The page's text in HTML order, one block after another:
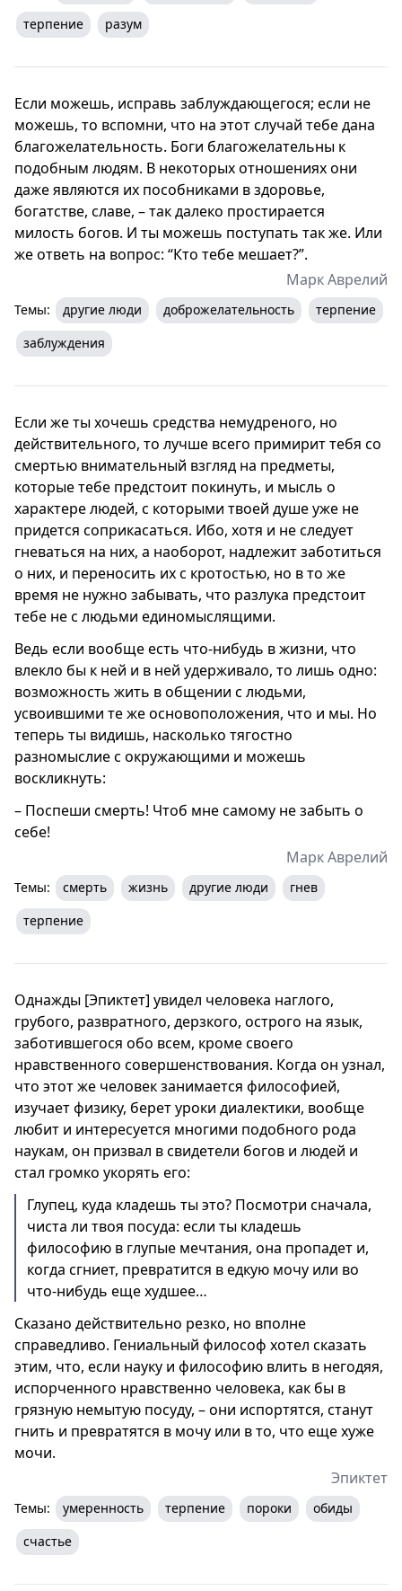
терпение
разум
Если можешь, исправь заблуждающегося; если не
можешь, то вспомни, что на этот случай тебе дана
благожелательность. Боги благожелательны к
подобным людям. В некоторых отношениях они
даже являются их пособниками в здоровье,
богатстве, славе, – так далеко простирается
милость богов. И ты можешь поступать так же. Или
же ответь на вопрос: “Кто тебе мешает?”.
Марк Аврелий
Темы: другие люди доброжелательность
терпение
заблуждения
Если же ты хочешь средства немудреного, но
действительного, то лучше всего примирит тебя со
смертью внимательный взгляд на предметы,
которые тебе предстоит покинуть, и мысль о
характере людей, с которыми твоей душе уже не
придется соприкасаться. Ибо, хотя и не следует
гневаться на них, а наоборот, надлежит заботиться
о них, и переносить их с кротостью, но в то же
время не нужно забывать, что разлука предстоит
тебе не с людьми единомыслящими.
Ведь если вообще есть что-нибудь в жизни, что
влекло бы к ней и в ней удерживало, то лишь одно:
возможность жить в общении с людьми,
усвоившими те же основоположения, что и мы. Но
теперь ты видишь, насколько тягостно
разномыслие с окружающими и можешь
воскликнуть:
– Поспеши смерть! Чтоб мне самому не забыть о
себе!
Марк Аврелий
Темы: смерть жизнь другие люди
гнев
терпение
Однажды [Эпиктет] увидел человека наглого,
грубого, развратного, дерзкого, острого на язык,
заботившегося обо всем, кроме своего
нравственного совершенствования. Когда он узнал,
что этот же человек занимается философией,
изучает физику, берет уроки диалектики, вообще
любит и интересуется многими подобного рода
наукам, он призвал в свидетели богов и людей и
стал громко укорять его:
Глупец, куда кладешь ты это? Посмотри сначала,
чиста ли твоя посуда: если ты кладешь
философию в глупые мечтания, она пропадет и,
когда сгниет, превратится в едкую мочу или во
что-нибудь еще худшее…
Сказано действительно резко, но вполне
справедливо. Гениальный философ хотел сказать
этим, что, если науку и философию влить в негодяя,
испорченного нравственно человека, как бы в
грязную немытую посуду, – они испортятся, станут
гнить и превратятся в мочу или в то, что еще хуже
мочи.
Эпиктет
Темы: умеренность терпение пороки
обиды
счастье